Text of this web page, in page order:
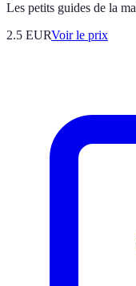
Les petits guides de la
2.5 EURVoir le prix